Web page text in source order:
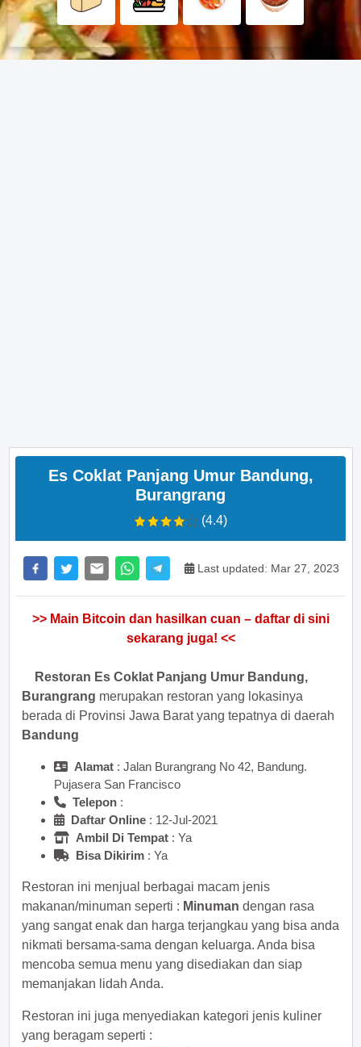
Es Coklat Panjang Umur Bandung,
Burangrang
(4.4)
Last updated: Mar 27, 2023
>> Main Bitcoin dan hasilkan cuan – daftar di sini
sekarang juga! <<
Restoran Es Coklat Panjang Umur Bandung,
Burangrang merupakan restoran yang lokasinya
berada di Provinsi Jawa Barat yang tepatnya di daerah
Bandung
Alamat : Jalan Burangrang No 42, Bandung.
Pujasera San Francisco
Telepon :
Daftar Online : 12-Jul-2021
Ambil Di Tempat : Ya
Bisa Dikirim : Ya
Restoran ini menjual berbagai macam jenis
makanan/minuman seperti : Minuman dengan rasa
yang sangat enak dan harga terjangkau yang bisa anda
nikmati bersama-sama dengan keluarga. Anda bisa
mencoba semua menu yang disediakan dan siap
memanjakan lidah Anda.
Restoran ini juga menyediakan kategori jenis kuliner
yang beragam seperti :